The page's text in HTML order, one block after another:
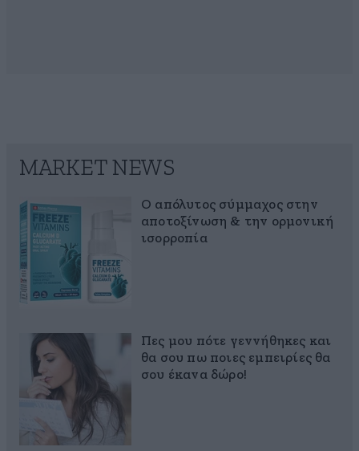
MARKET NEWS
Ο απόλυτος σύμμαχος στην
αποτοξίνωση & την ορμονική
ισορροπία
Πες μου πότε γεννήθηκες και
θα σου πω ποιες εμπειρίες θα
σου έκανα δώρο!